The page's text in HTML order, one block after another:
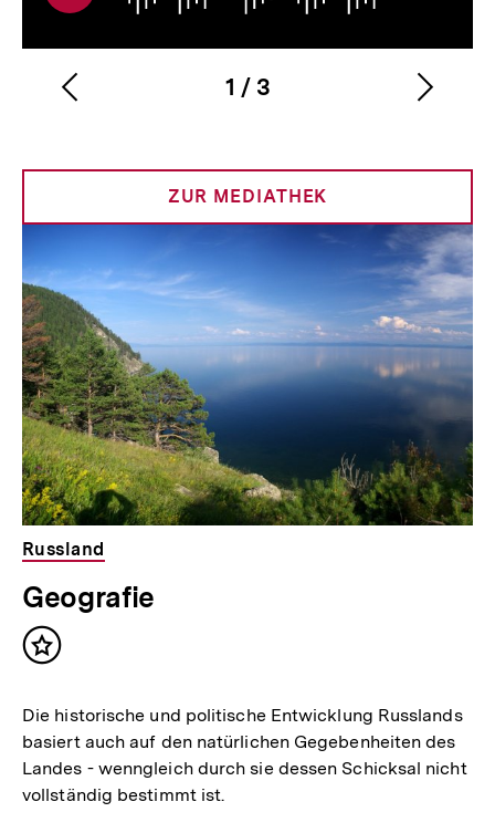
Karussellinhalt
1
von
/ 3
Vorherigen
anzeigen
ZUR MEDIATHEK
Russland
Geografie
Inhalt
Die historische und politische Entwicklung Russlands
basiert auch auf den natürlichen Gegebenheiten des
Landes - wenngleich durch sie dessen Schicksal nicht
vollständig bestimmt ist.